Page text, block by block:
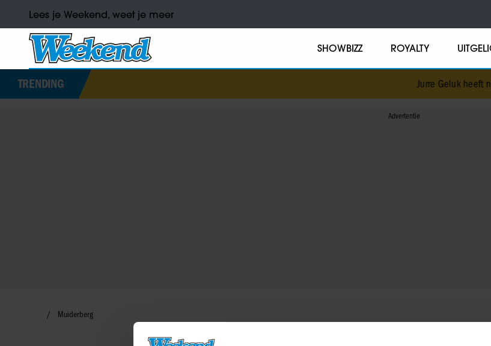
Lees je Weekend, weet je meer
SHOWBIZZ ROYALTY
TRENDING Jurre Geluk heeft
Muiderberg